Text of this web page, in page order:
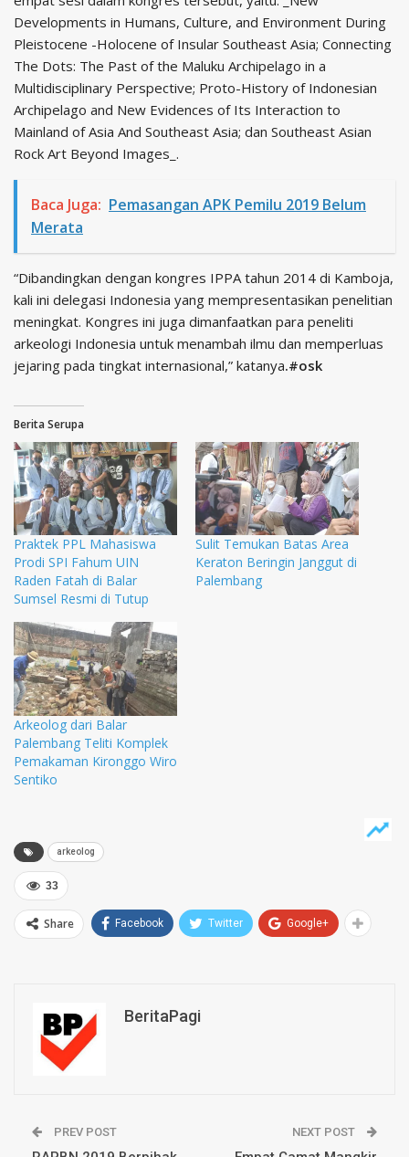
Developments in Humans, Culture, and Environment During
Pleistocene -Holocene of Insular Southeast Asia; Connecting
The Dots: The Past of the Maluku Archipelago in a
Multidisciplinary Perspective; Proto-History of Indonesian
Archipelago and New Evidences of Its Interaction to
Mainland of Asia And Southeast Asia; dan Southeast Asian
Rock Art Beyond Images_.
Baca Juga: Pemasangan APK Pemilu 2019 Belum
Merata
“Dibandingkan dengan kongres IPPA tahun 2014 di Kamboja,
kali ini delegasi Indonesia yang mempresentasikan penelitian
meningkat. Kongres ini juga dimanfaatkan para peneliti
arkeologi Indonesia untuk menambah ilmu dan memperluas
jejaring pada tingkat internasional,” katanya.#osk
Berita Serupa
Praktek PPL Mahasiswa
Prodi SPI Fahum UIN
Raden Fatah di Balar
Sumsel Resmi di Tutup
Sulit Temukan Batas Area
Keraton Beringin Janggut di
Palembang
Arkeolog dari Balar
Palembang Teliti Komplek
Pemakaman Kironggo Wiro
Sentiko
arkeolog
33
Share Facebook Twitter Google+
BeritaPagi
PREV POST NEXT POST